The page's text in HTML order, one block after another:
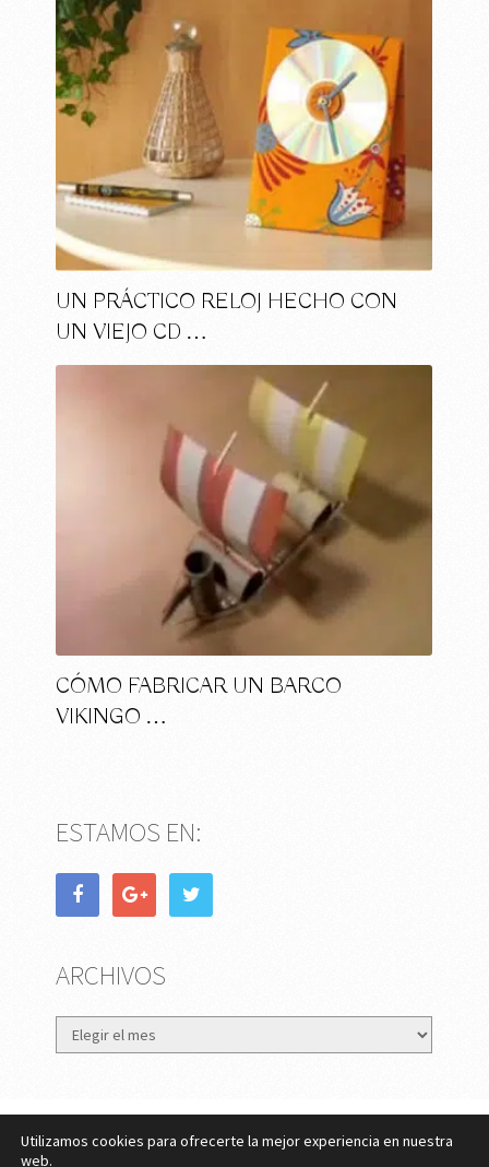
UN PRÁCTICO RELOJ HECHO CON
UN VIEJO CD …
CÓMO FABRICAR UN BARCO
VIKINGO …
ESTAMOS EN:
ARCHIVOS
Archivos
eMujer.com Copyright © 2026.
Utilizamos cookies para ofrecerte la mejor experiencia en nuestra
web.